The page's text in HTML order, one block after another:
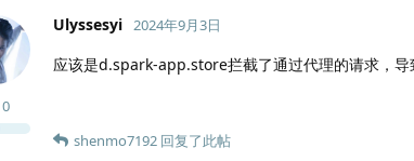
Ulyssesyi
0
2024年9月3日
应该是d.spark-app.store拦截了通过代理的请求，导
shenmo7192 回复了此帖